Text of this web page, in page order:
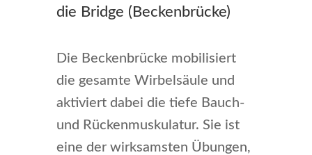
die Bridge (Beckenbrücke)
Die Beckenbrücke mobilisiert
die gesamte Wirbelsäule und
aktiviert dabei die tiefe Bauch-
und Rückenmuskulatur. Sie ist
eine der wirksamsten Übungen,